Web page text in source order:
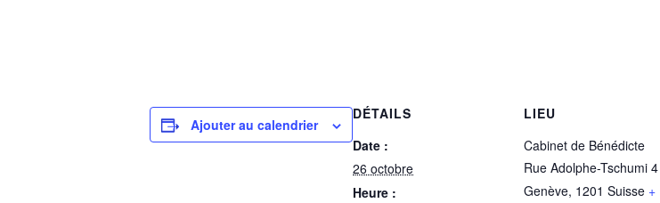
Ajouter au calendrier
DÉTAILS
Date :
26 octobre
Heure :
LIEU
Cabinet de Bénédicte
Rue Adolphe-Tschumi 4
Genève, 1201 Suisse +